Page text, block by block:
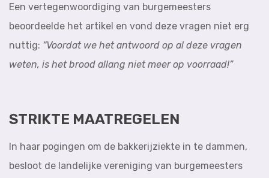
Een vertegenwoordiging van burgemeesters
beoordeelde het artikel en vond deze vragen niet erg
nuttig: “Voordat we het antwoord op al deze vragen
weten, is het brood allang niet meer op voorraad!”
STRIKTE MAATREGELEN
In haar pogingen om de bakkerijziekte in te dammen,
besloot de landelijke vereniging van burgemeesters